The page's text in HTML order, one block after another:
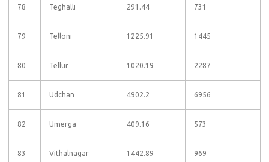
78 Teghalli 291.44 731
79 Telloni 1225.91 1445
80 Tellur 1020.19 2287
81 Udchan 4902.2 6956
82 Umerga 409.16 573
83 Vithalnagar 1442.89 969